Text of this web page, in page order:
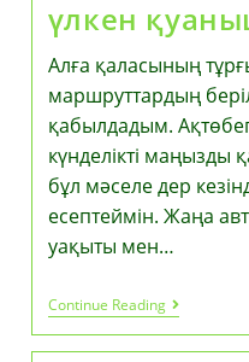
үлкен
Алға қаласының
маршруттардың
қабылдадым.
күнделікті маңызды
бұл мәселе дер
есептеймін. Жаңа
уақыты мен…
Continue ReadingАлға
Қаласының
Тұрғыны